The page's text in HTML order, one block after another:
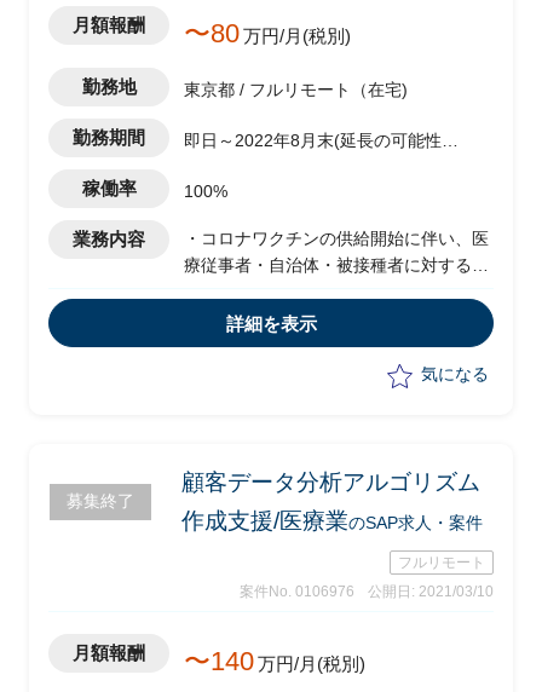
月額報酬 〜80万円/月(税別)
勤務地 東京都 / フルリモート（在宅)
勤務期間
即日～2022年8月末(延長の可能性あ
稼働率 100%
業務内容
・コロナワクチンの供給開始に伴い、医
療従事者・自治体・被接種者に対する情
アプリの新規・変更要件への対応、業務
の定常化に向けた検討を進めている、デ
ータ管理チームのリードとして以下の業
ック作業
詳細を表示
気になる
募集終了
顧客データ分析アルゴリズム
作成支援/医療業のSAP求人・案件
フルリモート
案件No. 0106976
公開日: 2021/03/10
月額報酬 〜140万円/月(税別)